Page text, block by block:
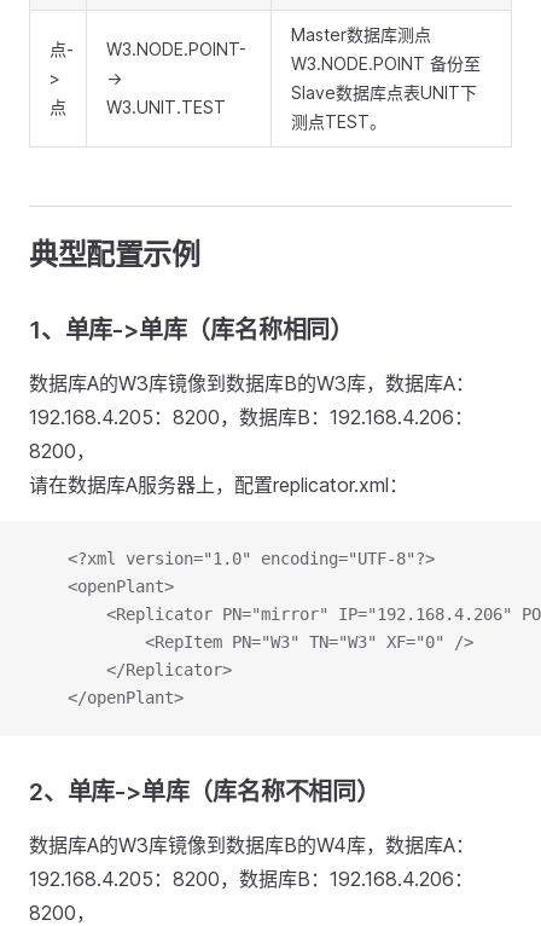
点-
>
点
W3.NODE.POINT-
->
W3.UNIT.TEST
Master数据库测点
W3.NODE.POINT 备份至
Slave数据库点表UNIT下
测点TEST。
典型配置示例
1、单库->单库（库名称相同）
数据库A的W3库镜像到数据库B的W3库，数据库A：
192.168.4.205：8200，数据库B：192.168.4.206：
8200，
请在数据库A服务器上，配置replicator.xml：
	<?xml version="1.0" encoding="UTF-8"?>
	<openPlant>
<Replicator PN="mirror" IP="192.168.4.206"
			<RepItem PN="W3" TN="W3" XF="0" />
		</Replicator>
	</openPlant>
2、单库->单库（库名称不相同）
数据库A的W3库镜像到数据库B的W4库，数据库A：
192.168.4.205：8200，数据库B：192.168.4.206：
8200，